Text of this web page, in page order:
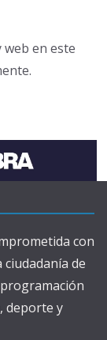
en este
con
de
deporte y